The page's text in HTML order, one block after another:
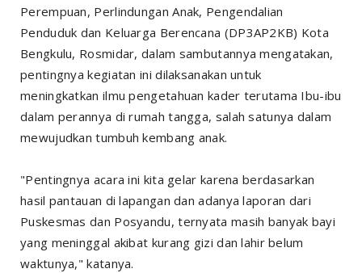
Perempuan, Perlindungan Anak, Pengendalian
Penduduk dan Keluarga Berencana (DP3AP2KB) Kota
Bengkulu, Rosmidar, dalam sambutannya mengatakan,
pentingnya kegiatan ini dilaksanakan untuk
meningkatkan ilmu pengetahuan kader terutama Ibu-ibu
dalam perannya di rumah tangga, salah satunya dalam
mewujudkan tumbuh kembang anak.
"Pentingnya acara ini kita gelar karena berdasarkan
hasil pantauan di lapangan dan adanya laporan dari
Puskesmas dan Posyandu, ternyata masih banyak bayi
yang meninggal akibat kurang gizi dan lahir belum
waktunya," katanya.